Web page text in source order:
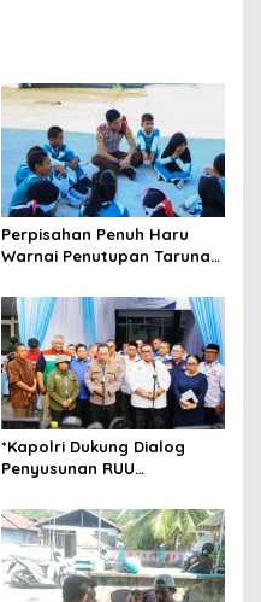
Perpisahan Penuh Haru
Warnai Penutupan Taruna
Kepulauan
*Kapolri Dukung Dialog
Penyusunan RUU
Jembatan Aspirasi Buruh*